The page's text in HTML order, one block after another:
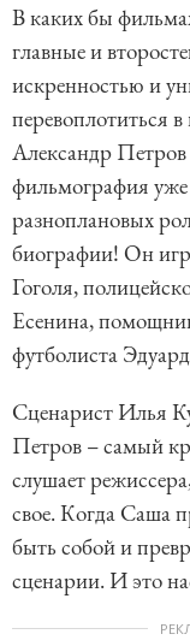
В каких бы
главные и
искренностью и
перевоплотиться
Александр Петров
фильмография уже
разноплановых
биографии! Он
Гоголя,
Есенина,
футболиста
Сценарист Илья
Петров – самый
слушает
свое. Когда Саша
быть собой и
сценарии. И это